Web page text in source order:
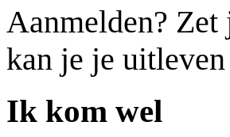
Aanmelden?
kan je je
Ik kom wel